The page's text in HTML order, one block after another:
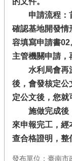
申請流程：首
確認基地開發情
容填寫申請書
主管機關申請，
水利局會再派
後，會發核定公
定公文後，您就
施做完成後，
來申報完工，經
查合格證明，整
發布單位：臺南市